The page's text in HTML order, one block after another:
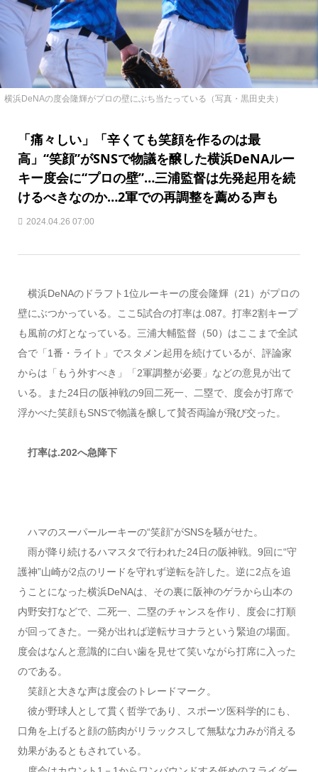
横浜DeNAの度会隆輝がプロの壁にぶち当たっている（写真・黒田史夫）
「痛々しい」「辛くても笑顔を作るのは最
高」“笑顔”がSNSで物議を醸した横浜DeNAルー
キー度会に“プロの壁”…三浦監督は先発起用を続
けるべきなのか…2軍での再調整を薦める声も
2024.04.26 07:00
横浜DeNAのドラフト1位ルーキーの度会隆輝（21）がプロの
壁にぶつかっている。ここ5試合の打率は.087。打率2割キープ
も風前の灯となっている。三浦大輔監督（50）はここまで全試
合で「1番・ライト」でスタメン起用を続けているが、評論家
からは「もう外すべき」「2軍調整が必要」などの意見が出て
いる。また24日の阪神戦の9回二死一、二塁で、度会が打席で
浮かべた笑顔もSNSで物議を醸して賛否両論が飛び交った。
打率は.202へ急降下
ハマのスーパールーキーの“笑顔”がSNSを騒がせた。
雨が降り続けるハマスタで行われた24日の阪神戦。9回に“守
護神”山崎が2点のリードを守れず逆転を許した。逆に2点を追
うことになった横浜DeNAは、その裏に阪神のゲラから山本の
内野安打などで、二死一、二塁のチャンスを作り、度会に打順
が回ってきた。一発が出れば逆転サヨナラという緊迫の場面。
度会はなんと意識的に白い歯を見せて笑いながら打席に入った
のである。
笑顔と大きな声は度会のトレードマーク。
彼が野球人として貫く哲学であり、スポーツ医科学的にも、
口角を上げると顔の筋肉がリラックスして無駄な力みが消える
効果があるともされている。